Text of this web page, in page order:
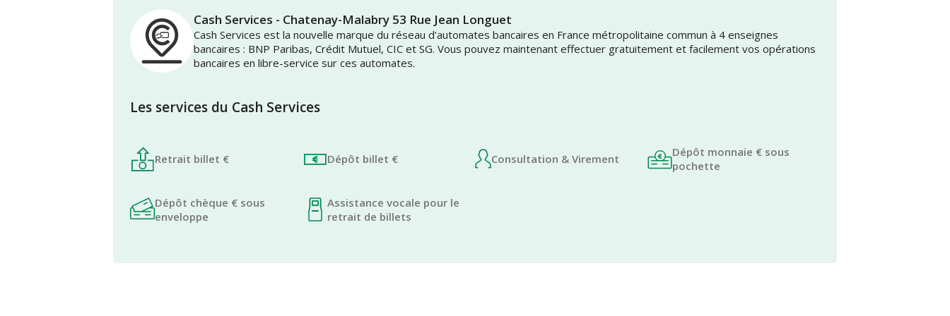
Cash Services - Chatenay-Malabry 53 Rue Jean Longuet
Cash Services est la nouvelle marque du réseau d’automates bancaires en France métropolitaine commun à 4 enseignes
bancaires : BNP Paribas, Crédit Mutuel, CIC et SG. Vous pouvez maintenant effectuer gratuitement et facilement vos opérations
bancaires en libre-service sur ces automates.
Les services du Cash Services
Retrait billet € Dépôt billet € Consultation & Virement
Dépôt monnaie € sous
pochette
Dépôt chèque € sous
enveloppe
Assistance vocale pour le
retrait de billets